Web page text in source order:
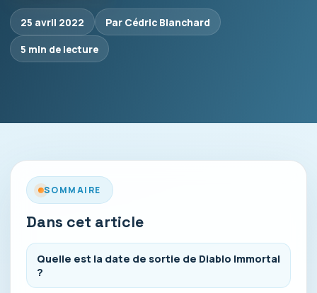
25 avril 2022
Par Cédric Blanchard
5 min de lecture
SOMMAIRE
Dans cet article
Quelle est la date de sortie de Diablo Immortal
?